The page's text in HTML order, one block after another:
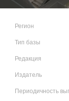
Регион
Тип базы
Редакция
Издатель
Периодичность